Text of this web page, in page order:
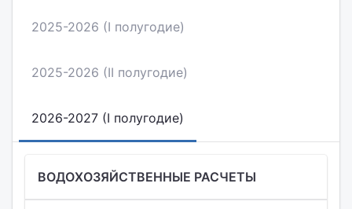
2025-2026 (I полугодие)
2025-2026 (II полугодие)
2026-2027 (I полугодие)
ВОДОХОЗЯЙСТВЕННЫЕ РАСЧЕТЫ